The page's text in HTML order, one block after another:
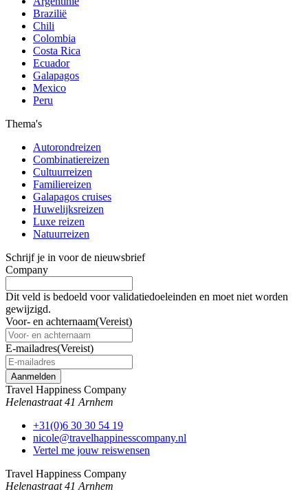
Brazilië
Chili
Colombia
Costa Rica
Ecuador
Galapagos
Mexico
Peru
Thema's
Autorondreizen
Combinatiereizen
Cultuurreizen
Familiereizen
Galapagos cruises
Huwelijksreizen
Luxe reizen
Natuurreizen
Schrijf je in voor de nieuwsbrief
Company
Dit veld is bedoeld voor validatiedoeleinden en moet niet worden
gewijzigd.
Voor- en achternaam(Vereist)
E-mailadres(Vereist)
Travel Happiness Company
Helenastraat 41 Arnhem
+31(0)6 30 30 54 19
nicole@travelhappinesscompany.nl
Vertel me jouw reiswensen
Travel Happiness Company
Helenastraat 41 Arnhem